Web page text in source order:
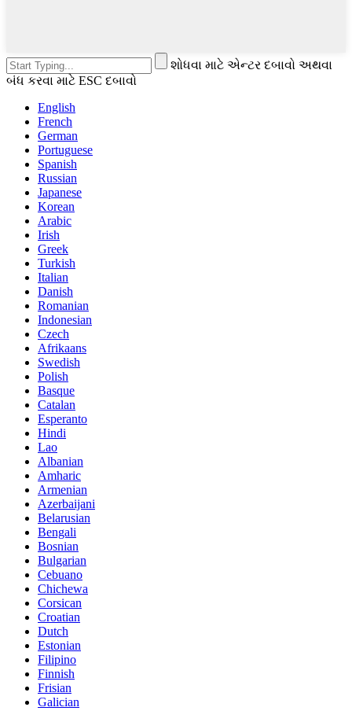
શોધવા માટે એન્ટર દબાવો અથવા
બંધ કરવા માટે ESC દબાવો
English
French
German
Portuguese
Spanish
Russian
Japanese
Korean
Arabic
Irish
Greek
Turkish
Italian
Danish
Romanian
Indonesian
Czech
Afrikaans
Swedish
Polish
Basque
Catalan
Esperanto
Hindi
Lao
Albanian
Amharic
Armenian
Azerbaijani
Belarusian
Bengali
Bosnian
Bulgarian
Cebuano
Chichewa
Corsican
Croatian
Dutch
Estonian
Filipino
Finnish
Frisian
Galician